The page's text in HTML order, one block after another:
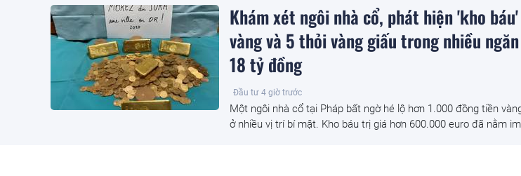
Khám xét ngôi nhà cổ, phát hiện 'kho
vàng và 5 thỏi vàng giấu trong nhiều
18 tỷ đồng
Đầu tư 4 giờ trước
Một ngôi nhà cổ tại Pháp bất ngờ hé lộ hơn 1.000 đồng tiền
ở nhiều vị trí bí mật. Kho báu trị giá hơn 600.000 euro đã nằm